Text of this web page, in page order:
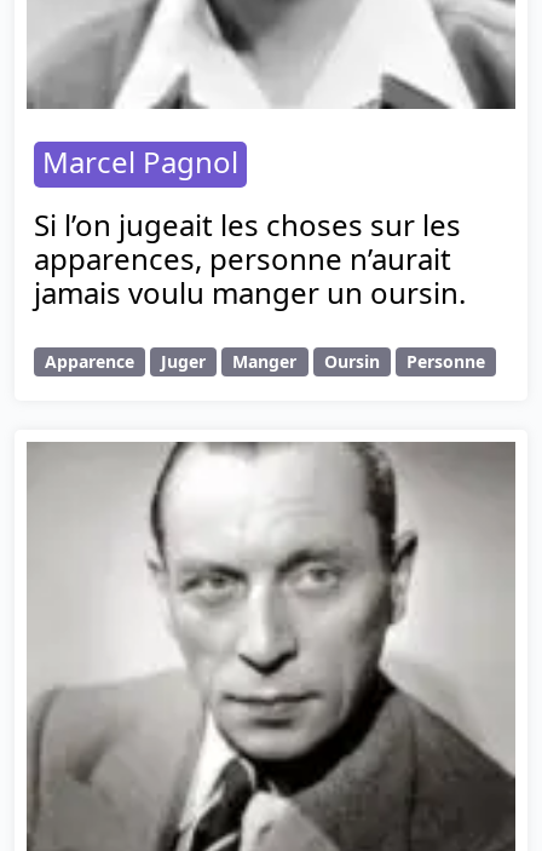
Marcel Pagnol
Si l’on jugeait les choses sur les
apparences, personne n’aurait
jamais voulu manger un oursin.
Apparence Juger Manger Oursin Personne